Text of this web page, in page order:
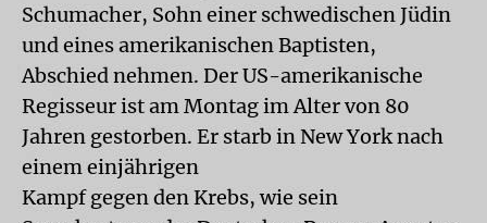
Schumacher, Sohn einer schwedischen Jüdin
und eines amerikanischen Baptisten,
Abschied nehmen. Der US-amerikanische
Regisseur ist am Montag im Alter von 80
Jahren gestorben. Er starb in New York nach
einem einjährigen
Kampf gegen den Krebs, wie sein